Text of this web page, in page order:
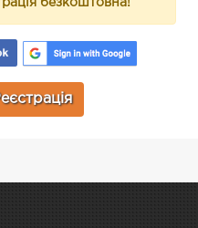
безкоштовна!